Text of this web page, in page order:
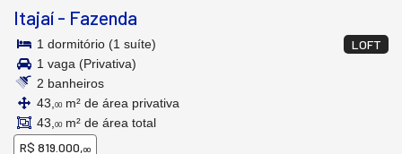
Itajaí - Fazenda
LOFT
1 dormitório (1 suíte)
1 vaga (Privativa)
2 banheiros
43, 00 m² de área privativa
43, 00 m² de área total
R$ 819.000,00